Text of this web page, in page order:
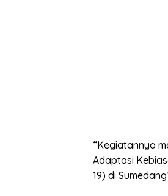
“Kegiatannya
Adaptasi
19) di